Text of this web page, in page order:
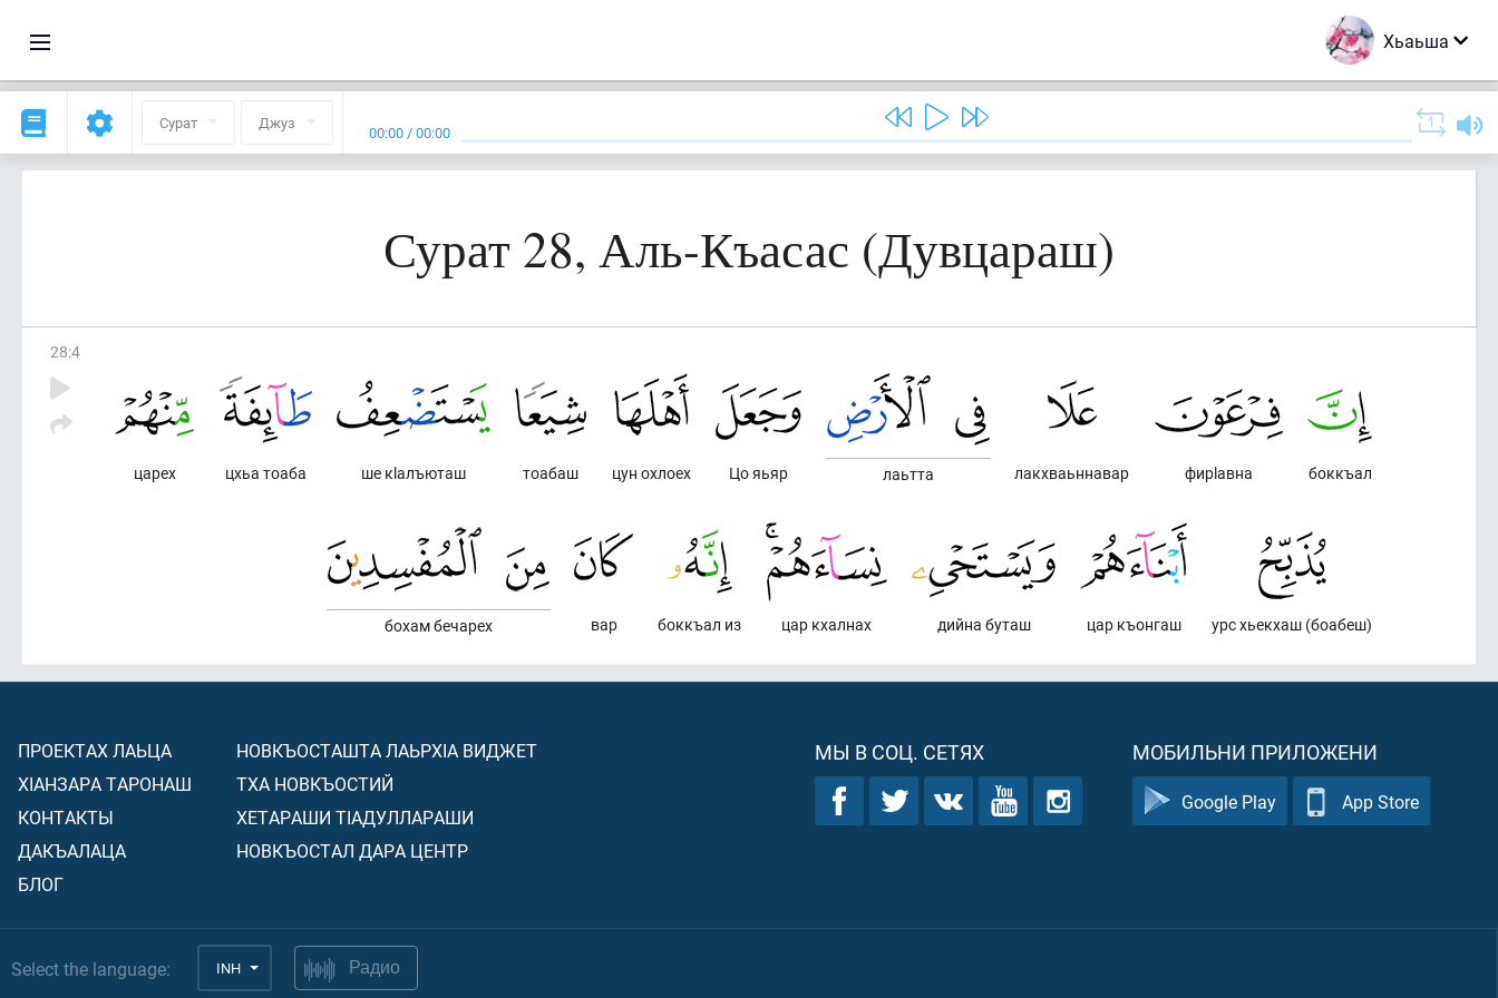
Хьаьша
Сурат Джуз 00:00 /00:00
Сурат 28, Аль-Къасас (Дувцараш)
28:4
боккъал
фирlавна
лакхваьннавар
лаьтта
Цо яьяр
цун охлоех
тоабаш
ше кlалъюташ
цхьа тоаба
царех
урс хьекхаш (боабеш)
цар къонгаш
дийна буташ
цар кхалнах
боккъал из
вар
бохам бечарех
ПРОЕКТАХ ЛАЬЦА
ХIАНЗАРА ТАРОНАШ
КОНТАКТЫ
ДАКЪАЛАЦА
БЛОГ
НОВКЪОСТАШТА ЛАЬРХIА ВИДЖЕТ
ТХА НОВКЪОСТИЙ
ХЕТАРАШИ ТIАДУЛЛАРАШИ
НОВКЪОСТАЛ ДАРА ЦЕНТР
МЫ В СОЦ. СЕТЯХ МОБИЛЬНИ ПРИЛОЖЕНИ
Google Play App Store
Select the language: INH Радио